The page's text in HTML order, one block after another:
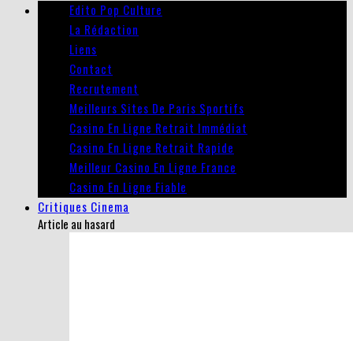
Edito Pop Culture
La Rédaction
Liens
Contact
Recrutement
Meilleurs Sites De Paris Sportifs
Casino En Ligne Retrait Immédiat
Casino En Ligne Retrait Rapide
Meilleur Casino En Ligne France
Casino En Ligne Fiable
Critiques Cinema
Article au hasard